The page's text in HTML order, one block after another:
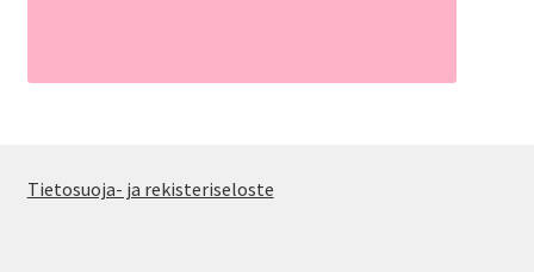
Tietosuoja- ja rekisteriseloste